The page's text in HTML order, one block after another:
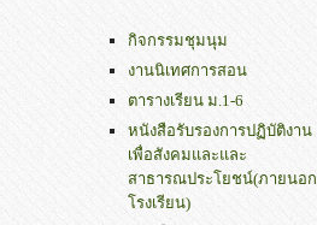
กิจกรรมชุมนุม
งานนิเทศการสอน
ตารางเรียน ม.1-6
หนังสือรับรองการปฏิบัติงาน
เพื่อสังคมและและ
สาธารณประโยชน์(ภายนอก
โรงเรียน)